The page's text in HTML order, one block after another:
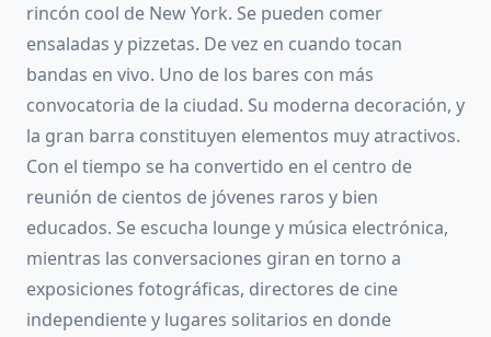
rincón cool de New York. Se pueden comer
ensaladas y pizzetas. De vez en cuando tocan
bandas en vivo. Uno de los bares con más
convocatoria de la ciudad. Su moderna decoración, y
la gran barra constituyen elementos muy atractivos.
Con el tiempo se ha convertido en el centro de
reunión de cientos de jóvenes raros y bien
educados. Se escucha lounge y música electrónica,
mientras las conversaciones giran en torno a
exposiciones fotográficas, directores de cine
independiente y lugares solitarios en donde